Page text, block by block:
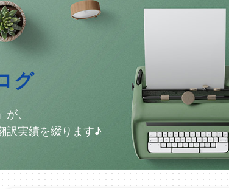
グ
、
訳実績を綴ります♪